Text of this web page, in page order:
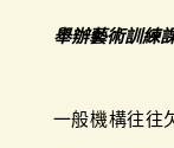
舉辦藝術訓練
一般機構往往